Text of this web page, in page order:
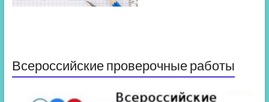
Всероссийские проверочные работы